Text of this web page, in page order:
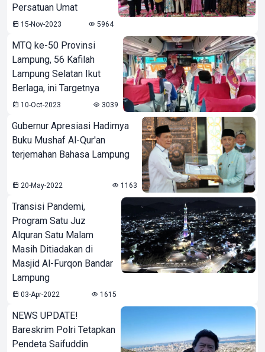
Persatuan Umat
15-Nov-2023 5964
MTQ ke-50 Provinsi
Lampung, 56 Kafilah
Lampung Selatan Ikut
Berlaga, ini Targetnya
10-Oct-2023 3039
Gubernur Apresiasi Hadirnya
Buku Mushaf Al-Qur'an
terjemahan Bahasa Lampung
20-May-2022 1163
Transisi Pandemi,
Program Satu Juz
Alquran Satu Malam
Masih Ditiadakan di
Masjid Al-Furqon Bandar
Lampung
03-Apr-2022 1615
NEWS UPDATE!
Bareskrim Polri Tetapkan
Pendeta Saifuddin